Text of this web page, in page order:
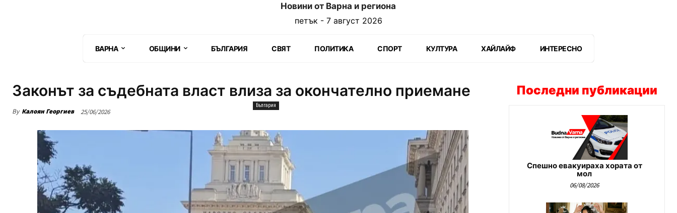
Новини от Варна и региона
петък - 7 август 2026
ВАРНА ОБЩИНИ БЪЛГАРИЯ СВЯТ ПОЛИТИКА СПОРТ КУЛТУРА ХАЙЛАЙФ ИНТЕРЕСНО
Законът за съдебната власт влиза за окончателно приемане
By Калоян Георгиев 25/06/2026
България
Последни публикации
Спешно евакуираха хората от
мол
06/08/2026